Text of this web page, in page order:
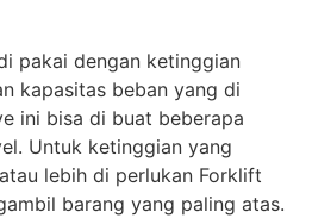
pakai dengan ketinggian
kapasitas beban yang di
ini bisa di buat beberapa
Untuk ketinggian yang
lebih di perlukan Forklift
barang yang paling atas.